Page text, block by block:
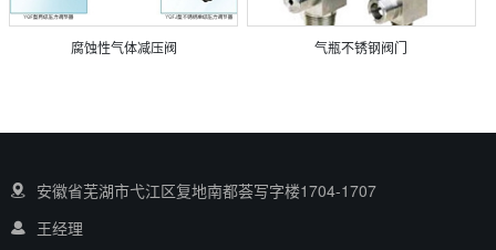
腐蚀性气体减压阀 气瓶不锈钢阀门
安徽省芜湖市弋江区复地南都荟写字楼1704-1707
王经理